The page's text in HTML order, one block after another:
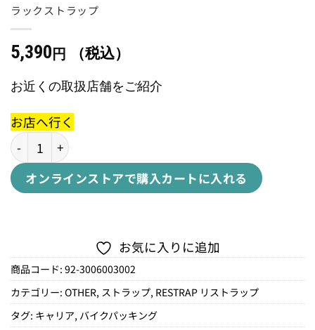
ラックストラップ
5,390 円 （税込）
お近くの取扱店舗をご紹介
お店へ行く
RACK STRAPSラックストラップ個
オンラインストアで購入カートに入れる
お気に入りに追加
商品コード: 92-3006003002
カテゴリー: OTHER, ストラップ, RESTRAP リストラップ
タグ: キャリア, バイクパッキング